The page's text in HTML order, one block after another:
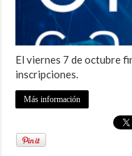
El viernes 7 de octubre
inscripciones.
Más información